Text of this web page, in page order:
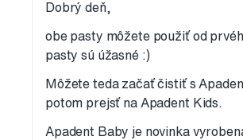
Dobrý deň,
obe pasty môžete použiť od
pasty sú úžasné :)
Môžete teda začať čistiť s
potom prejsť na Apadent Kids.
Apadent Baby je novinka